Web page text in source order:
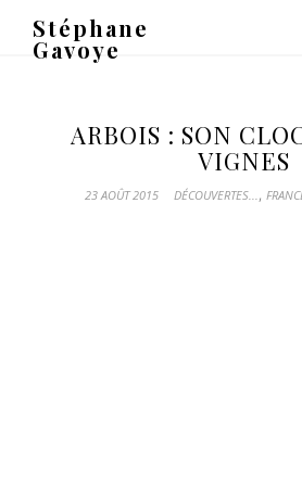
Stéphane
Gavoye
ARBOIS : SON
VIGNES
23 AOÛT 2015 DÉCOUVERTES...,